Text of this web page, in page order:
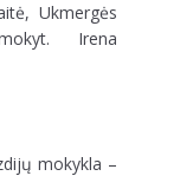
Ukmergės
Irena
mokykla –